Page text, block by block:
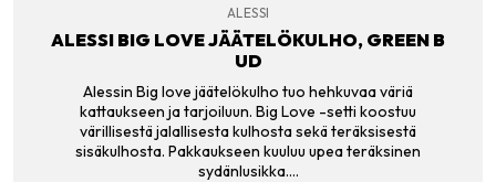
ALESSI
ALESSI BIG LOVE JÄÄTELÖKULHO, GREEN B
UD
Alessin Big love jäätelökulho tuo hehkuvaa väriä
kattaukseen ja tarjoiluun. Big Love -setti koostuu
värillisestä jalallisesta kulhosta sekä teräksisestä
sisäkulhosta. Pakkaukseen kuuluu upea teräksinen
sydänlusikka.…